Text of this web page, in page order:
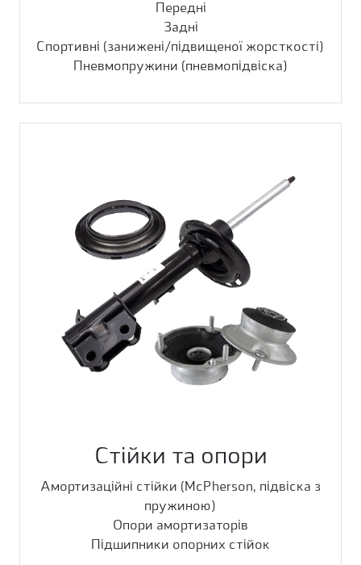
Передні
Задні
Спортивні (занижені/підвищеної жорсткості)
Пневмопружини (пневмопідвіска)
Стійки та опори
Амортизаційні стійки (McPherson, підвіска з
пружиною)
Опори амортизаторів
Підшипники опорних стійок